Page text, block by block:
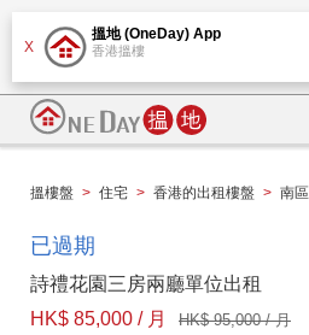
X
搵地 (OneDay) App
香港搵樓
搵樓盤 > 住宅 > 香港的出租樓盤 > 南區
已過期
詩禮花園三房兩廳單位出租
HK$ 85,000 / 月
HK$ 95,000 / 月